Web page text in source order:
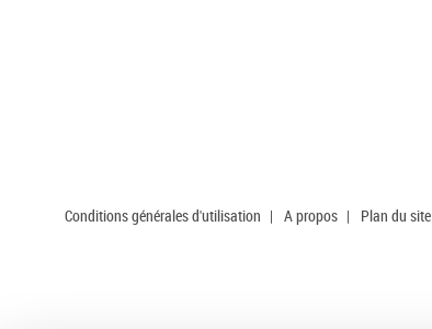
Conditions générales d'utilisation | A propos | Plan du site